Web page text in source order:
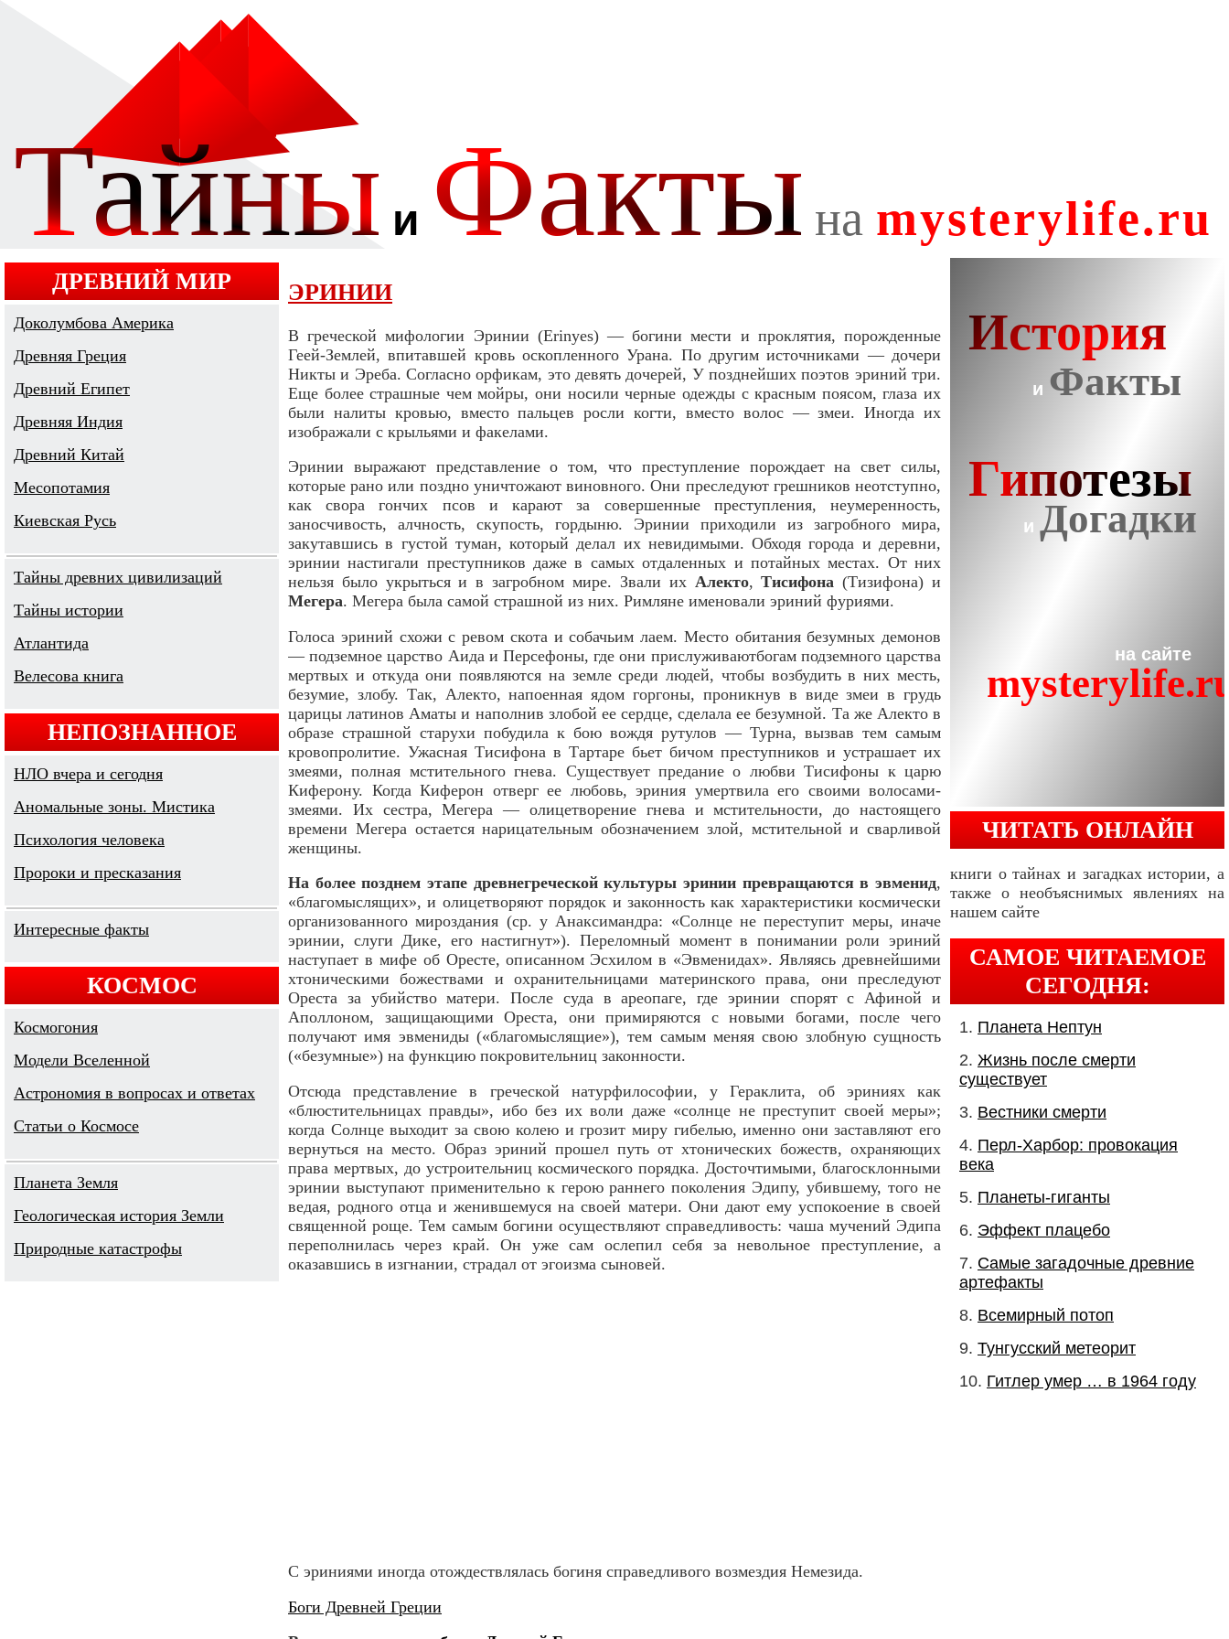
ДРЕВНИЙ МИР
Доколумбова Америка
Древняя Греция
Древний Египет
Древняя Индия
Древний Китай
Месопотамия
Киевская Русь
Тайны древних цивилизаций
Тайны истории
Атлантида
Велесова книга
НЕПОЗНАННОЕ
НЛО вчера и сегодня
Аномальные зоны. Мистика
Психология человека
Пророки и пресказания
Интересные факты
КОСМОС
Космогония
Модели Вселенной
Астрономия в вопросах и ответах
Cтатьи о Космосе
Планета Земля
Геологическая история Земли
Природные катастрофы
ЭРИНИИ
В греческой мифологии Эринии (Erinyes) — богини мести и проклятия, порожденные
Геей-Землей, впитавшей кровь оскопленного Урана. По другим источниками — дочери
Никты и Эреба. Согласно орфикам, это девять дочерей, У позднейших поэтов эриний три.
Еще более страшные чем мойры, они носили черные одежды с красным поясом, глаза их
были налиты кровью, вместо пальцев росли когти, вместо волос — змеи. Иногда их
изображали с крыльями и факелами.
Эринии выражают представление о том, что преступление порождает на свет силы,
которые рано или поздно уничтожают виновного. Они преследуют грешников неотступно,
как свора гончих псов и карают за совершенные преступления, неумеренность,
заносчивость, алчность, скупость, гордыню. Эринии приходили из загробного мира,
закутавшись в густой туман, который делал их невидимыми. Обходя города и деревни,
эринии настигали преступников даже в самых отдаленных и потайных местах. От них
нельзя было укрыться и в загробном мире. Звали их Алекто,Тисифона (Тизифона) и
Мегера. Мегера была самой страшной из них. Римляне именовали эриний фуриями.
Голоса эриний схожи с ревом скота и собачьим лаем. Место обитания безумных демонов
— подземное царство Аида и Персефоны, где они прислуживаютбогам подземного царства
мертвых и откуда они появляются на земле среди людей, чтобы возбудить в них месть,
безумие, злобу. Так, Алекто, напоенная ядом горгоны, проникнув в виде змеи в грудь
царицы латинов Аматы и наполнив злобой ее сердце, сделала ее безумной. Та же Алекто в
образе страшной старухи побудила к бою вождя рутулов — Турна, вызвав тем самым
кровопролитие. Ужасная Тисифона в Тартаре бьет бичом преступников и устрашает их
змеями, полная мстительного гнева. Существует предание о любви Тисифоны к царю
Киферону. Когда Киферон отверг ее любовь, эриния умертвила его своими волосами-
змеями. Их сестра, Мегера — олицетворение гнева и мстительности, до настоящего
времени Мегера остается нарицательным обозначением злой, мстительной и сварливой
женщины.
На более позднем этапе древнегреческой культуры эринии превращаются в эвменид,
«благомыслящих», и олицетворяют порядок и законность как характеристики космически
организованного мироздания (ср. у Анаксимандра: «Солнце не переступит меры, иначе
эринии, слуги Дике, его настигнут»). Переломный момент в понимании роли эриний
наступает в мифе об Оресте, описанном Эсхилом в «Эвменидах». Являясь древнейшими
хтоническими божествами и охранительницами материнского права, они преследуют
Ореста за убийство матери. После суда в ареопаге, где эринии спорят с Афиной и
Аполлоном, защищающими Ореста, они примиряются с новыми богами, после чего
получают имя эвмениды («благомыслящие»), тем самым меняя свою злобную сущность
(«безумные») на функцию покровительниц законности.
Отсюда представление в греческой натурфилософии, у Гераклита, об эриниях как
«блюстительницах правды», ибо без их воли даже «солнце не преступит своей меры»;
когда Солнце выходит за свою колею и грозит миру гибелью, именно они заставляют его
вернуться на место. Образ эриний прошел путь от хтонических божеств, охраняющих
права мертвых, до устроительниц космического порядка. Досточтимыми, благосклонными
эринии выступают применительно к герою раннего поколения Эдипу, убившему, того не
ведая, родного отца и женившемуся на своей матери. Они дают ему успокоение в своей
священной роще. Тем самым богини осуществляют справедливость: чаша мучений Эдипа
переполнилась через край. Он уже сам ослепил себя за невольное преступление, а
оказавшись в изгнании, страдал от эгоизма сыновей.
С эриниями иногда отождествлялась богиня справедливого возмездия Немезида.
Боги Древней Греции
ЧИТАТЬ ОНЛАЙН
книги о тайнах и загадках истории, а
также о необъяснимых явлениях на
нашем сайте
САМОЕ ЧИТАЕМОЕ
СЕГОДНЯ:
Планета Нептун
Жизнь после смерти
существует
Вестники смерти
Перл-Харбор: провокация
века
Планеты-гиганты
Эффект плацебо
Самые загадочные древние
артефакты
Всемирный потоп
Тунгусский метеорит
Гитлер умер … в 1964 году